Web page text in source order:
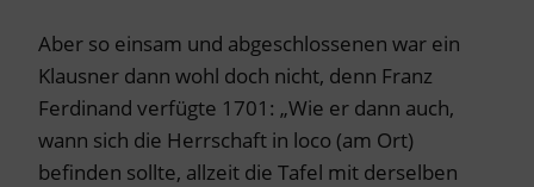
Aber so einsam und abgeschlossenen war ein
Klausner dann wohl doch nicht, denn Franz
Ferdinand verfügte 1701: „Wie er dann auch,
wann sich die Herrschaft in loco (am Ort)
befinden sollte, allzeit die Tafel mit derselben